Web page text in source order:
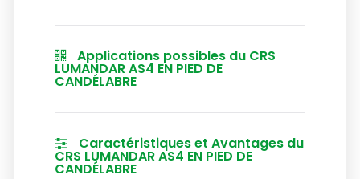
Applications possibles du CRS
LUMANDAR AS4 EN PIED DE
CANDÉLABRE
Caractéristiques et Avantages du
CRS LUMANDAR AS4 EN PIED DE
CANDÉLABRE